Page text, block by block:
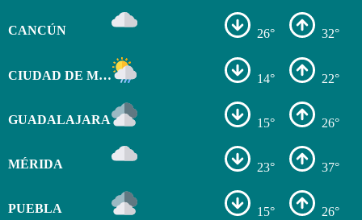
CANCÚN 26° 32°
CIUDAD DE MÉXICO 14° 22°
GUADALAJARA 15° 26°
MÉRIDA 23° 37°
PUEBLA 15° 26°